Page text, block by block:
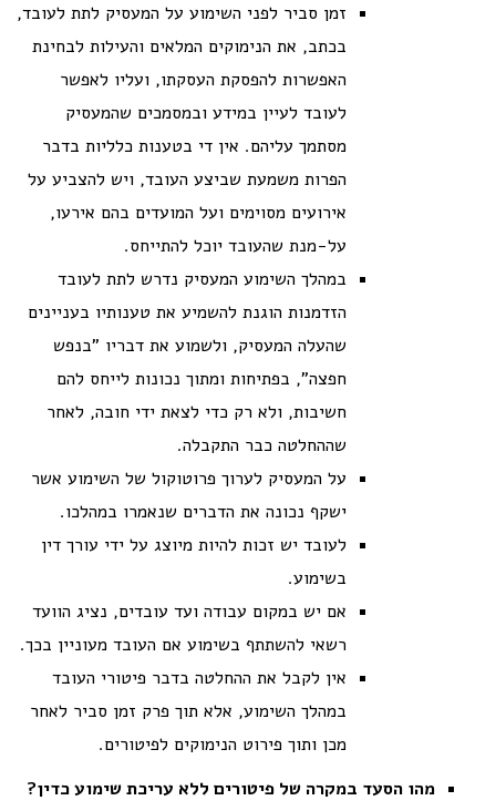
זמן סביר לפני השימוע על המעסיק לתת לעובד,
בכתב, את הנימוקים המלאים והעילות לבחינת
האפשרות להפסקת העסקתו, ועליו לאפשר
לעובד לעיין במידע ובמסמכים שהמעסיק
מסתמך עליהם. אין די בטענות כלליות בדבר
הפרות משמעת שביצע העובד, ויש להצביע על
אירועים מסוימים ועל המועדים בהם אירעו,
על-מנת שהעובד יוכל להתייחס.
במהלך השימוע המעסיק נדרש לתת לעובד
הזדמנות הוגנת להשמיע את טענותיו בעניינים
שהעלה המעסיק, ולשמוע את דבריו "בנפש
חפצה", בפתיחות ומתוך נכונות לייחס להם
חשיבות, ולא רק כדי לצאת ידי חובה, לאחר
שההחלטה כבר התקבלה.
על המעסיק לערוך פרוטוקול של השימוע אשר
ישקף נכונה את הדברים שנאמרו במהלכו.
לעובד יש זכות להיות מיוצג על ידי עורך דין
בשימוע.
אם יש במקום עבודה ועד עובדים, נציג הוועד
רשאי להשתתף בשימוע אם העובד מעוניין בכך.
אין לקבל את ההחלטה בדבר פיטורי העובד
במהלך השימוע, אלא תוך פרק זמן סביר לאחר
מכן ותוך פירוט הנימוקים לפיטורים.
מהו הסעד במקרה של פיטורים ללא עריכת שימוע כדין?